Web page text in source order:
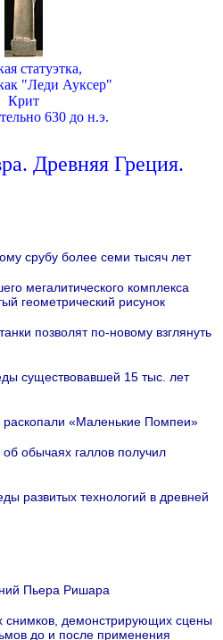
статуэтка,
"Леди Ауксер"
Крит
630 до н.э.
Древняя Греция.
срубу более семи тысяч лет
мегалитического комплекса
геометрический рисунок
позволят по-новому взглянуть
существовавшей 15 тыс. лет
раскопали «Маленькие Помпеи»
обычаях галлов получил
развитых технологий в древней
Пьера Ришара
снимков, демонстрирующих сцены
до и после применения